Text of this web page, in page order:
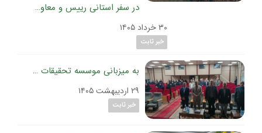
در سفر استانی رییس و معاون برنامه ریزی و پشتیبانی موسسه تحقیقات گیاه‌پزشکی کشور به استان چهارمحال بختیاری
۳۰ خرداد ۱۴۰۵
خبر ثابت
به میزبانی موسسه تحقیقات گیاه‌پزشکی کشور برگزار شد:
۲۹ اردیبهشت ۱۴۰۵
خبر ثابت